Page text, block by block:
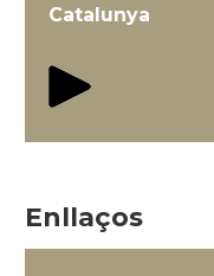
Catalunya
Enllaços